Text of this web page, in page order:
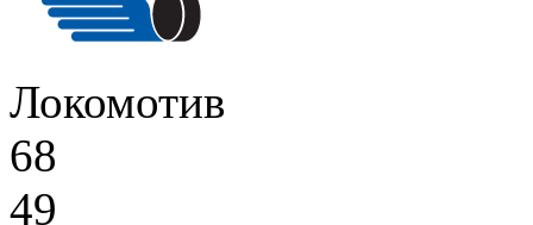
Локомотив
68
49